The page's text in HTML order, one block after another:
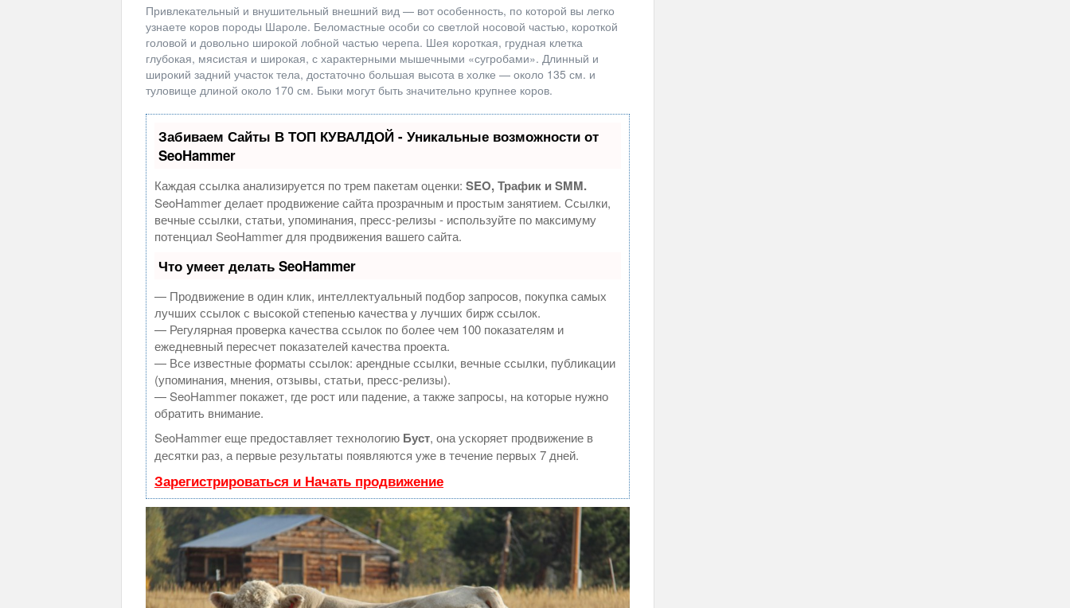
Привлекательный и внушительный внешний вид — вот особенность, по которой вы легко
узнаете коров породы Шароле. Беломастные особи со светлой носовой частью, короткой
головой и довольно широкой лобной частью черепа. Шея короткая, грудная клетка
глубокая, мясистая и широкая, с характерными мышечными «сугробами». Длинный и
широкий задний участок тела, достаточно большая высота в холке — около 135 см. и
туловище длиной около 170 см. Быки могут быть значительно крупнее коров.
Забиваем Сайты В ТОП КУВАЛДОЙ - Уникальные возможности от
SeoHammer
Каждая ссылка анализируется по трем пакетам оценки: SEO, Трафик и SMM.
SeoHammer делает продвижение сайта прозрачным и простым занятием. Ссылки,
вечные ссылки, статьи, упоминания, пресс-релизы - используйте по максимуму
потенциал SeoHammer для продвижения вашего сайта.
Что умеет делать SeoHammer
— Продвижение в один клик, интеллектуальный подбор запросов, покупка самых
лучших ссылок с высокой степенью качества у лучших бирж ссылок.
— Регулярная проверка качества ссылок по более чем 100 показателям и
ежедневный пересчет показателей качества проекта.
— Все известные форматы ссылок: арендные ссылки, вечные ссылки, публикации
(упоминания, мнения, отзывы, статьи, пресс-релизы).
— SeoHammer покажет, где рост или падение, а также запросы, на которые нужно
обратить внимание.
SeoHammer еще предоставляет технологию Буст, она ускоряет продвижение в
десятки раз, а первые результаты появляются уже в течение первых 7 дней.
Зарегистрироваться и Начать продвижение